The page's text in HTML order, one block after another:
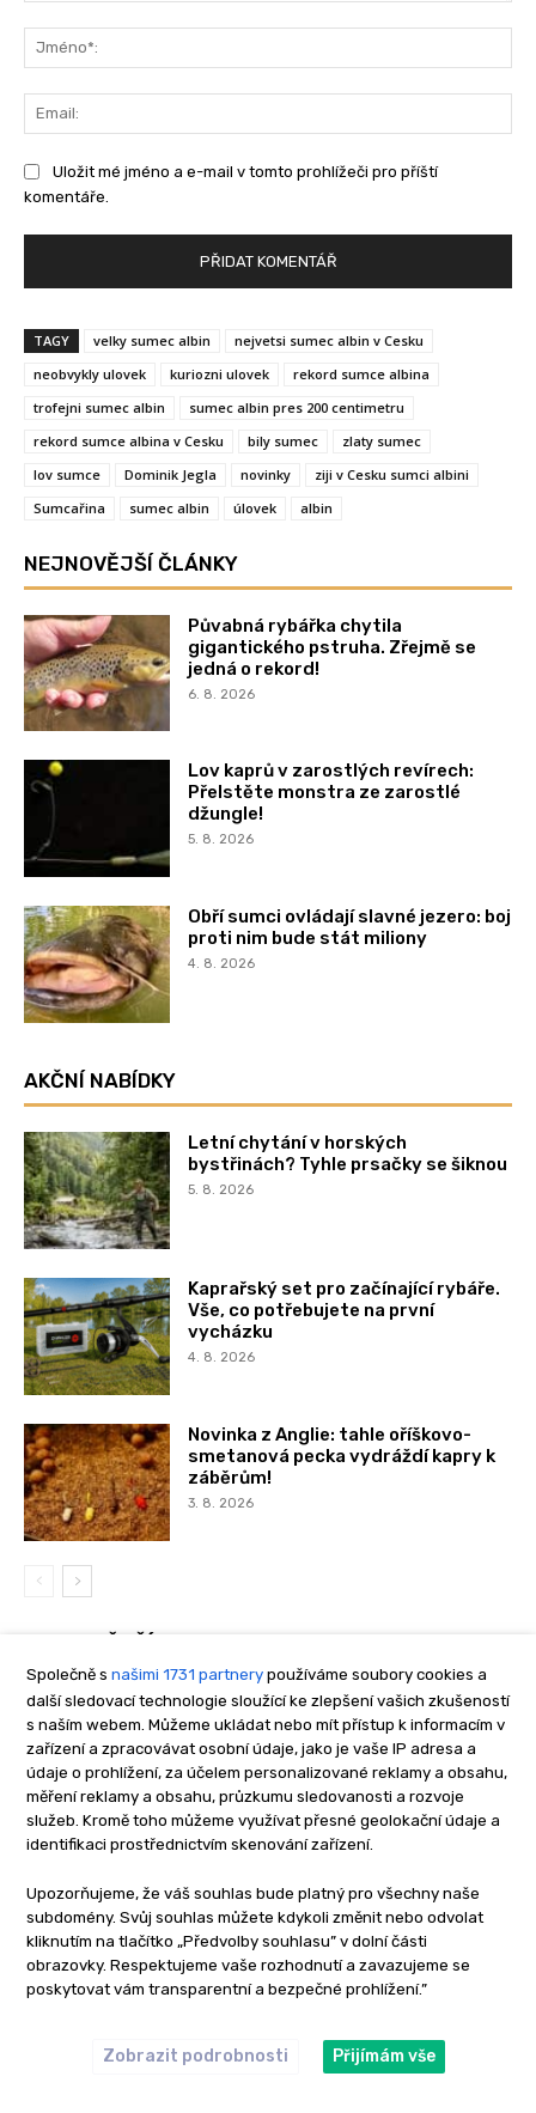
Uložit mé jméno a e-mail v tomto prohlížeči pro příští
komentáře.
TAGY velky sumec albin
nejvetsi sumec albin v Cesku
neobvykly ulovek
kuriozni ulovek
rekord sumce albina
trofejni sumec albin
sumec albin pres 200 centimetru
rekord sumce albina v Cesku
bily sumec
zlaty sumec
lov sumce
Dominik Jegla novinky
ziji v Cesku sumci albini
Sumcařina
sumec albin úlovek albin
NEJNOVĚJŠÍ ČLÁNKY
Půvabná rybářka chytila
gigantického pstruha. Zřejmě se
jedná o rekord!
6. 8. 2026
Lov kaprů v zarostlých revírech:
Přelstěte monstra ze zarostlé
džungle!
5. 8. 2026
Obří sumci ovládají slavné jezero: boj
proti nim bude stát miliony
4. 8. 2026
AKČNÍ NABÍDKY
Letní chytání v horských
bystřinách? Tyhle prsačky se šiknou
5. 8. 2026
Kaprařský set pro začínající rybáře.
Vše, co potřebujete na první
vycházku
4. 8. 2026
Novinka z Anglie: tahle oříškovo-
smetanová pecka vydráždí kapry k
záběrům!
3. 8. 2026
Lov kaprů v zarostlých revírech:
Přelstěte monstra ze zarostlé
džungle!
Rybolovné techniky 5. 8. 2026
Lov kaprů na bahně: jak se vyhnout
životního kapra?
Novinky 26. 7. 2026
Lov candátů v létě: s touto
kobylku i na mělčinách
Návnady a nástrahy 23. 7. 2026
Společně s našimi 1731 partnery používáme soubory cookies a
další sledovací technologie sloužící ke zlepšení vašich zkušeností
s naším webem. Můžeme ukládat nebo mít přístup k informacím v
zařízení a zpracovávat osobní údaje, jako je vaše IP adresa a
údaje o prohlížení, za účelem personalizované reklamy a obsahu,
měření reklamy a obsahu, průzkumu sledovanosti a rozvoje
služeb. Kromě toho můžeme využívat přesné geolokační údaje a
identifikaci prostřednictvím skenování zařízení.
Upozorňujeme, že váš souhlas bude platný pro všechny naše
subdomény. Svůj souhlas můžete kdykoli změnit nebo odvolat
kliknutím na tlačítko „Předvolby souhlasu” v dolní části
obrazovky. Respektujeme vaše rozhodnutí a zavazujeme se
poskytovat vám transparentní a bezpečné prohlížení.”
Zobrazit podrobnosti Přijímám vše